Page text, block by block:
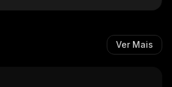
Ver Mais